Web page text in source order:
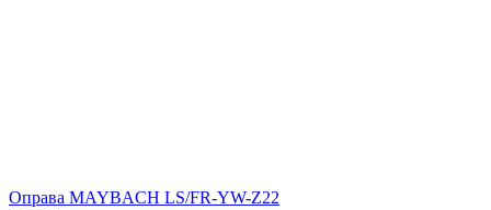
Оправа MAYBACH LS/FR-YW-Z22